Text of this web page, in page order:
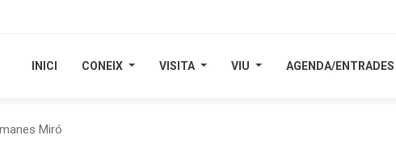
INICI CONEIX VISITA VIU AGENDA/ENTRADES
INICI CONEIX VISITA VIU AGENDA/ENTRADES
Miró